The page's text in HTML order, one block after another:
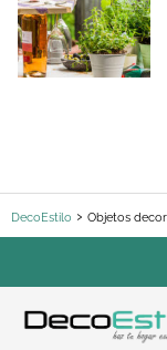
DecoEstilo Objetos